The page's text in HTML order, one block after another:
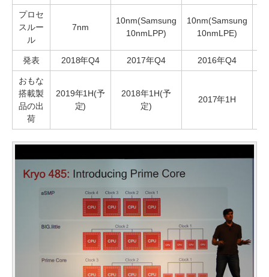
プロセ
スルー
ル
7nm
10nm(Samsung
10nmLPP)
10nm(Samsung
10nmLPE)
発表 2018年Q4 2017年Q4 2016年Q4
おもな
搭載製
品の出
荷
2019年1H(予
定)
2018年1H(予
定)
2017年1H